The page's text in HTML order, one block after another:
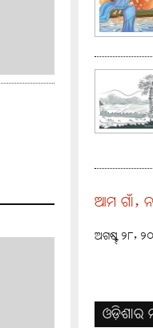
ଆମ ଗାଁ,
ଅଗଷ୍ଟ୍ ୨୮,
ଓଡ଼ିଶାର